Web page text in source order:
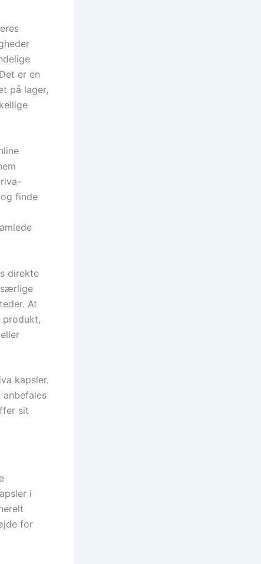
er en
på lager,
finde
direkte
særlige
At
produkt,
kapsler.
sit
i
for